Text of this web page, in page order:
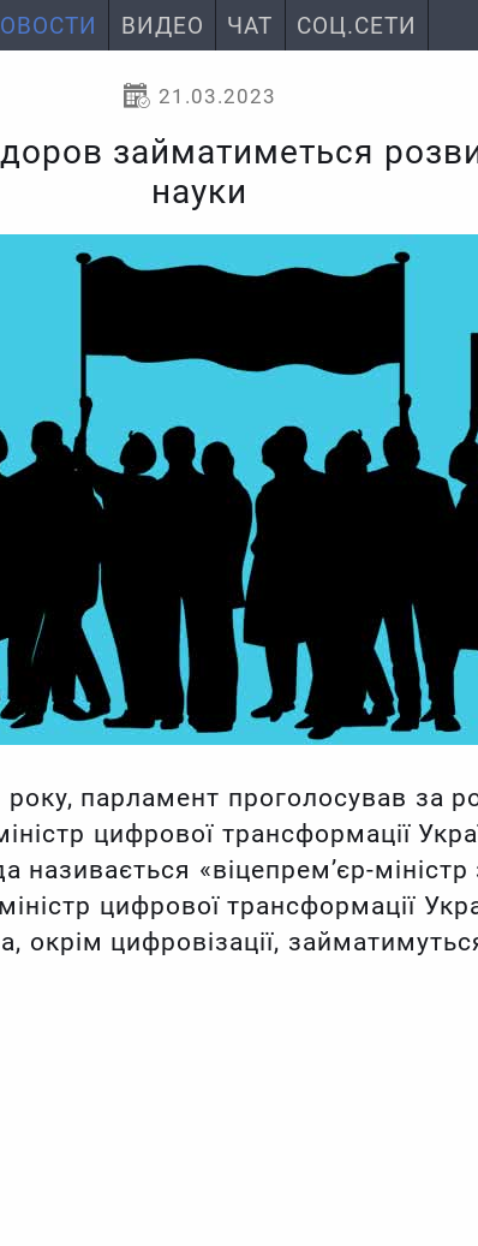
ВИДЕО ЧАТ СОЦ.СЕТИ
21.03.2023
займатиметься
науки
парламент проголосував за
цифрової трансформації
«віцепрем’єр-міністр
цифрової трансформації
окрім цифровізації,